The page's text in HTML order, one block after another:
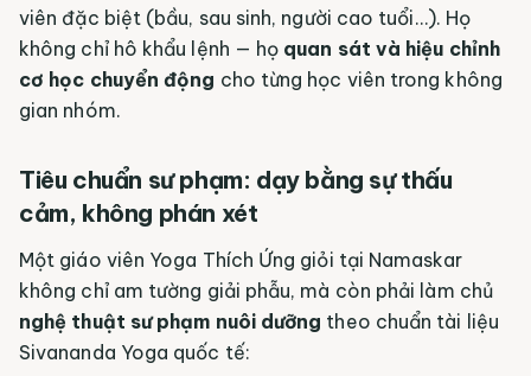
viên đặc biệt (bầu, sau sinh, người cao tuổi…). Họ
không chỉ hô khẩu lệnh — họ quan sát và hiệu chỉnh
cơ học chuyển động cho từng học viên trong không
gian nhóm.
Tiêu chuẩn sư phạm: dạy bằng sự thấu
cảm, không phán xét
Một giáo viên Yoga Thích Ứng giỏi tại Namaskar
không chỉ am tường giải phẫu, mà còn phải làm chủ
nghệ thuật sư phạm nuôi dưỡng theo chuẩn tài liệu
Sivananda Yoga quốc tế: